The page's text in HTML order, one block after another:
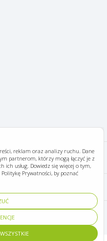
reklam oraz analizy ruchu. Dane
partnerom, którzy mogą łączyć je z
usług. Dowiedz się więcej o tym,
Politykę Prywatności, by poznać